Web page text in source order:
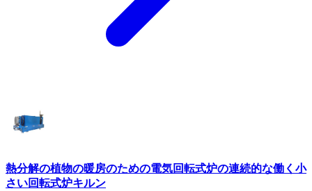
熱分解の植物の暖房のための電気回転式炉の連続的な働く小
さい回転式炉キルン